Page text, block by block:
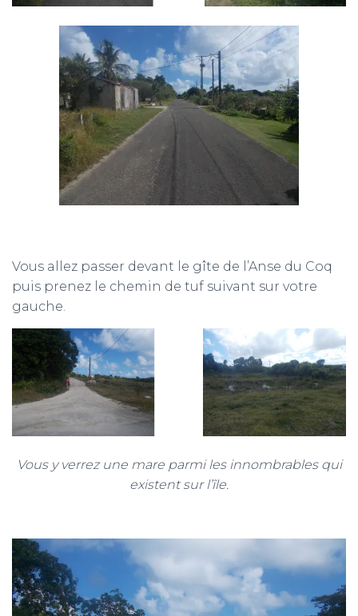
Vous allez passer devant le gîte de l’Anse du Coq
puis prenez le chemin de tuf suivant sur votre
gauche.
Vous y verrez une mare parmi les innombrables qui
existent sur l’île.